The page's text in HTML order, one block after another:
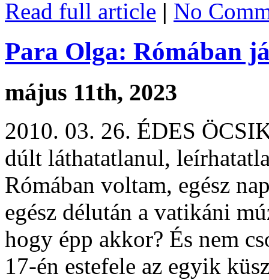
Read full article | No
Para Olga: Rómában
május 11th, 2023
2010. 03. 26. ÉDES
dúlt láthatatlanul,
Rómában voltam, egész
egész délután a vatikáni
hogy épp akkor? És nem
17-én estefele az egyik